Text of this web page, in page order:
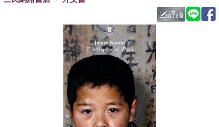
父親節 、 如果歷
暑期推薦 、 國際布克
獎 臺灣漫遊錄 、 方念華
登輝時代 、 數學女孩：黎曼猜想
偉大的迷走神經
評論